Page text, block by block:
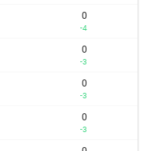
0
-4
0
-3
0
-3
0
-3